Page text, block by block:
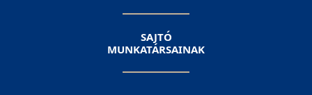
SAJTÓ
MUNKATÁRSAINAK